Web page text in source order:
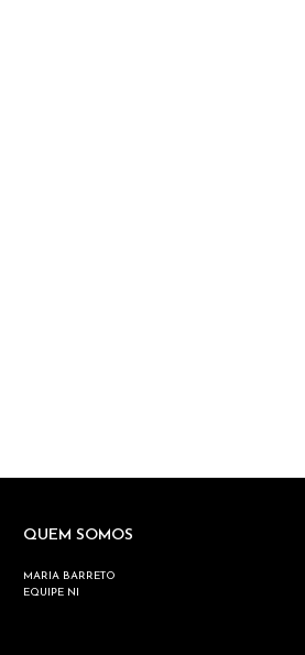
QUEM SOMOS
MARIA BARRETO
EQUIPE NI